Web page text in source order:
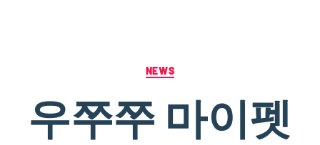
NEWS
우쭈쭈 마이펫